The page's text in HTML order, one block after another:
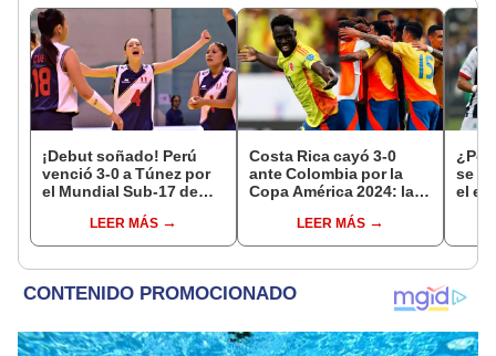
¡Debut soñado! Perú
venció 3-0 a Túnez por
el Mundial Sub-17 de
LEER MÁS
Costa Rica cayó 3-0
ante Colombia por la
Copa América 2024: la
de finalLEER MÁS
¿Por
se
el